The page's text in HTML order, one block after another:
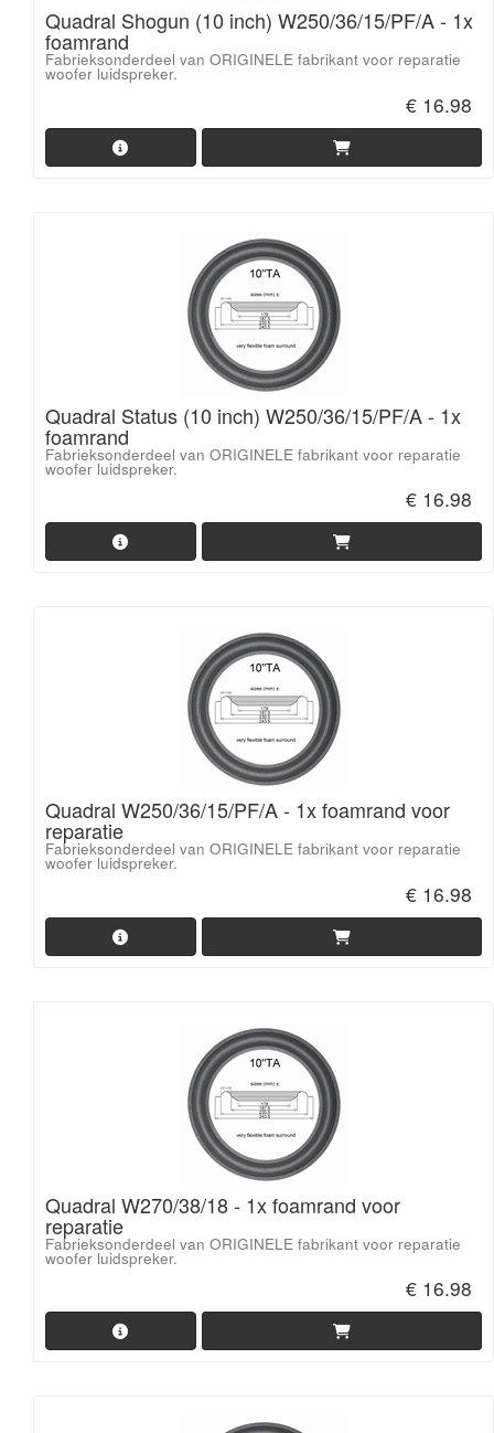
Quadral Shogun (10 inch) W250/36/15/PF/A - 1x
foamrand
Fabrieksonderdeel van ORIGINELE fabrikant voor reparatie
woofer luidspreker.
€ 16.98
Quadral Status (10 inch) W250/36/15/PF/A - 1x
foamrand
Fabrieksonderdeel van ORIGINELE fabrikant voor reparatie
woofer luidspreker.
€ 16.98
Quadral W250/36/15/PF/A - 1x foamrand voor
reparatie
Fabrieksonderdeel van ORIGINELE fabrikant voor reparatie
woofer luidspreker.
€ 16.98
Quadral W270/38/18 - 1x foamrand voor
reparatie
Fabrieksonderdeel van ORIGINELE fabrikant voor reparatie
woofer luidspreker.
€ 16.98